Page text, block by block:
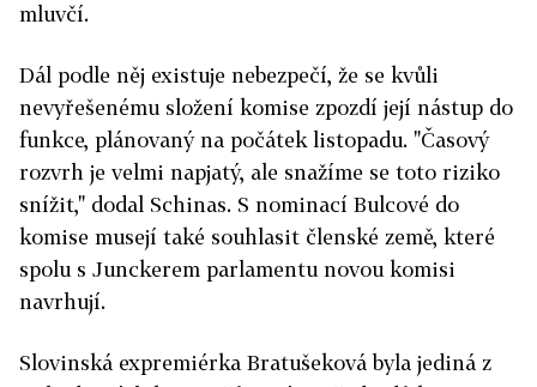
mluvčí.
Dál podle něj existuje nebezpečí, že se kvůli
nevyřešenému složení komise zpozdí její nástup do
funkce, plánovaný na počátek listopadu. "Časový
rozvrh je velmi napjatý, ale snažíme se toto riziko
snížit," dodal Schinas. S nominací Bulcové do
komise musejí také souhlasit členské země, které
spolu s Junckerem parlamentu novou komisi
navrhují.
Slovinská expremiérka Bratušeková byla jediná z